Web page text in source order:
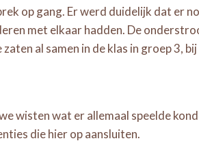
op gang. Er werd duidelijk dat er
met elkaar hadden. De
al samen in de klas in groep 3,
wisten wat er allemaal speelde
die hier op aansluiten.